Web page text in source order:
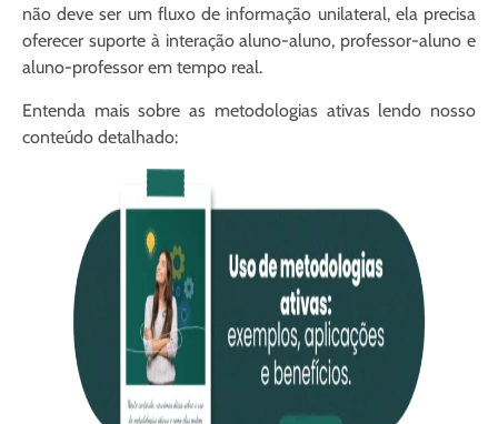
não deve ser um fluxo de informação unilateral, ela precisa
oferecer suporte à interação aluno-aluno, professor-aluno e
aluno-professor em tempo real.
Entenda mais sobre as metodologias ativas lendo nosso
conteúdo detalhado: